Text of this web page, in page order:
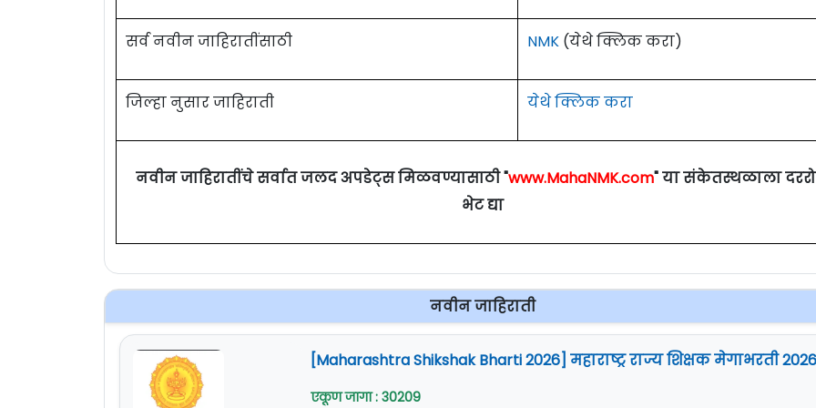
३ सहायक प्राध्यापक/Assistant Professor
Eligibility Criteria For MGM University Aurangabad
/ एमबीए/ पीएच.डी. समतुल्य ०२) अनुभव.
शुल्क :
अशैक्षणिक -५००/- रुपये
वेतनमान (Pay Scale) :नियमानुसार.
नोकरी ठिकाण : औरंगाबाद (महाराष्ट्र)
सर्व नवीन जाहिरातींसाठी NMK (येथे क्लिक करा)
जिल्हा नुसार जाहिराती येथे क्लिक करा
नवीन जाहिरातींचे सर्वात जलद अपडेट्स मिळवण्यासाठी "www.MahaNMK.com" या संकेतस्थळाला
भेट द्या
नवीन जाहिराती
[Maharashtra Shikshak Bharti 2026] महाराष्ट्र राज्य शिक्षक मेगाभरती 2026
एकूण जागा : 30209